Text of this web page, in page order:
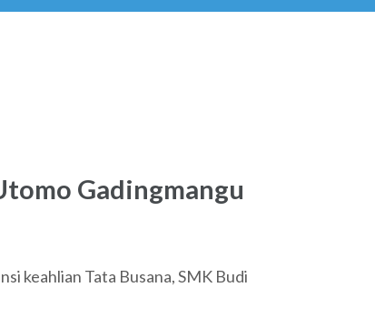
Gadingmangu
keahlian Tata Busana, SMK Budi